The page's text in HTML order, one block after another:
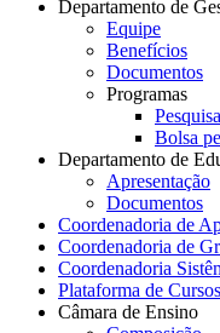
Departamento de
Equipe
Benefícios
Documentos
Programas
Bolsa
Departamento de
Apresentação
Documentos
Coordenadoria de
Coordenadoria de
Coordenadoria
Plataforma de Cursos
Câmara de Ensino